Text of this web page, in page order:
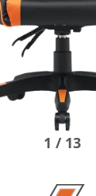
1 / 13